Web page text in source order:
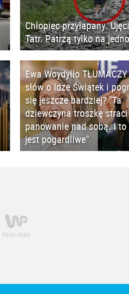
Chłopiec przyłapany.
Tatr. Patrzą tylko na jedno
Ewa Woydyłło
słów o Idze Świątek i
się jeszcze bardziej? "Ta
dziewczyna troszkę
panowanie nad sobą. I
jest pogardliwe"